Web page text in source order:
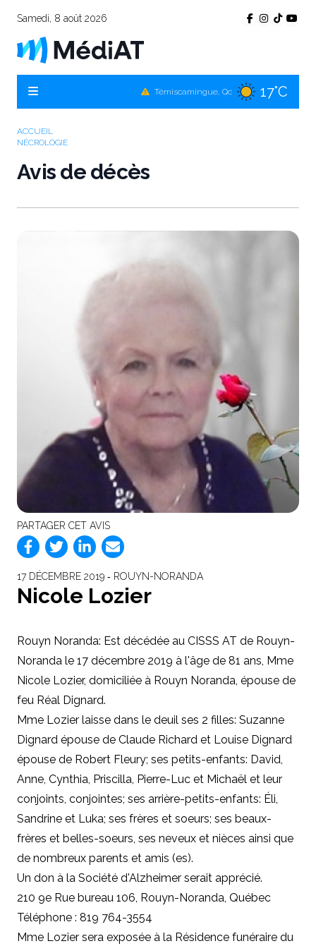
Samedi, 8 août 2026
Témiscamingue, Qc 17°C
17°C
ACCUEIL
NÉCROLOGIE
Avis de décès
PARTAGER CET AVIS
17 DÉCEMBRE 2019 ‐ ROUYN-NORANDA
Nicole Lozier
Rouyn Noranda: Est décédée au CISSS AT de Rouyn-
Noranda le 17 décembre 2019 à l'âge de 81 ans, Mme
Nicole Lozier, domiciliée à Rouyn Noranda, épouse de
feu Réal Dignard.
Mme Lozier laisse dans le deuil ses 2 filles: Suzanne
Dignard épouse de Claude Richard et Louise Dignard
épouse de Robert Fleury; ses petits-enfants: David,
Anne, Cynthia, Priscilla, Pierre-Luc et Michaël et leur
conjoints, conjointes; ses arrière-petits-enfants: Éli,
Sandrine et Luka; ses frères et soeurs; ses beaux-
frères et belles-soeurs, ses neveux et nièces ainsi que
de nombreux parents et amis (es).
Un don à la Société d'Alzheimer serait apprécié.
210 9e Rue bureau 106, Rouyn-Noranda, Québec
Téléphone : 819 764-3554
Mme Lozier sera exposée à la Résidence funéraire du